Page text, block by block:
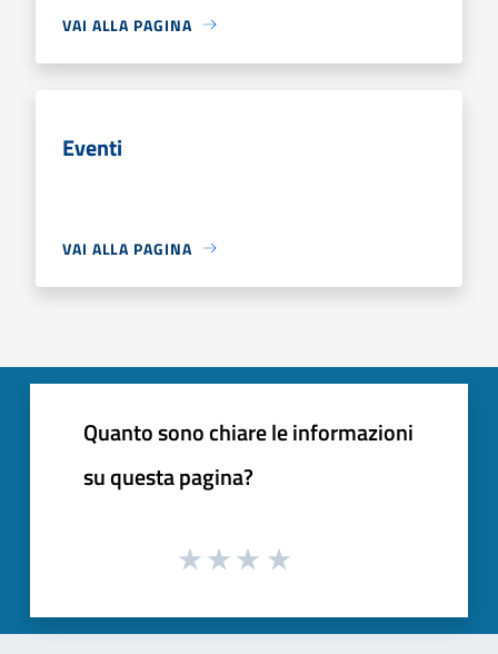
VAI ALLA PAGINA
Eventi
VAI ALLA PAGINA
Quanto sono chiare le informazioni
su questa pagina?